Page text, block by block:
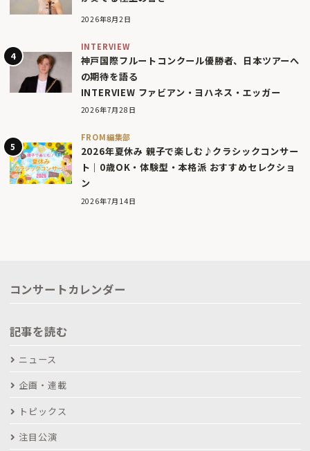
2026年8月2日
INTERVIEW
神戸国際フルートコンクール優勝者、日本ツアーへ
の期待を語る
INTERVIEW ファビアン・ヨハネス・エッガー
2026年7月28日
FROM編集部
2026年夏休み 親子で楽しむ♪クラシックコンサー
ト｜0歳OK・体験型・本格派 おすすめセレクショ
ン
2026年7月14日
コンサートカレンダー
記事を読む
ニュース
企画・連載
トピックス
注目公演